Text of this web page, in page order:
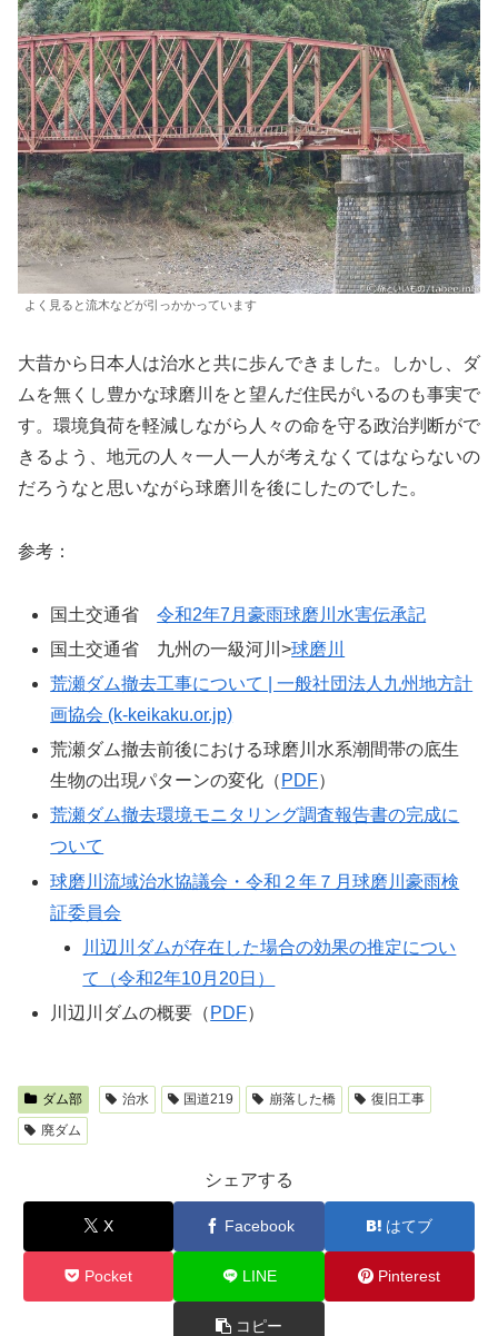
よく見ると流木などが引っかかっています
大昔から日本人は治水と共に歩んできました。しかし、ダ
ムを無くし豊かな球磨川をと望んだ住民がいるのも事実で
す。環境負荷を軽減しながら人々の命を守る政治判断がで
きるよう、地元の人々一人一人が考えなくてはならないの
だろうなと思いながら球磨川を後にしたのでした。
参考：
国土交通省令和2年7月豪雨球磨川水害伝承記
国土交通省 九州の一級河川>球磨川
荒瀬ダム撤去工事について | 一般社団法人九州地方計
画協会 (k-keikaku.or.jp)
荒瀬ダム撤去前後における球磨川水系潮間帯の底生
生物の出現パターンの変化（ PDF）
荒瀬ダム撤去環境モニタリング調査報告書の完成に
ついて
球磨川流域治水協議会・令和２年７月球磨川豪雨検
証委員会
川辺川ダムが存在した場合の効果の推定につい
て（令和2年10月20日）
川辺川ダムの概要（ PDF）
ダム部 治水 国道219 崩落した橋
復旧工事
廃ダム
シェアする
X Facebook はてブ
Pocket LINE Pinterest
コピー